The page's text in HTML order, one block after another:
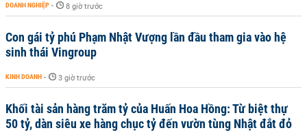
DOANH NGHIỆP - 8 giờ trước
Con gái tỷ phú Phạm Nhật Vượng lần đầu tham gia vào hệ
sinh thái Vingroup
KINH DOANH - 3 giờ trước
Khối tài sản hàng trăm tỷ của Huấn Hoa Hồng: Từ biệt thự
50 tỷ, dàn siêu xe hàng chục tỷ đến vườn tùng Nhật đắt đỏ